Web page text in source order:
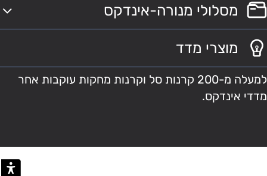
מסלולי מנורה-אינדקס
מוצרי מדד
למעלה מ-200 קרנות סל וקרנות מחקות עוקבות אחר
מדדי אינדקס.